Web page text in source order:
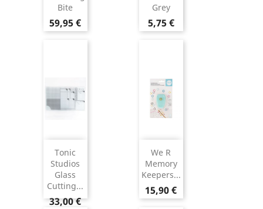
Bite
59,95 €
Grey
5,75 €
Tonic
Studios
Glass
Cutting...
33,00 €
We R
Memory
Keepers...
15,90 €